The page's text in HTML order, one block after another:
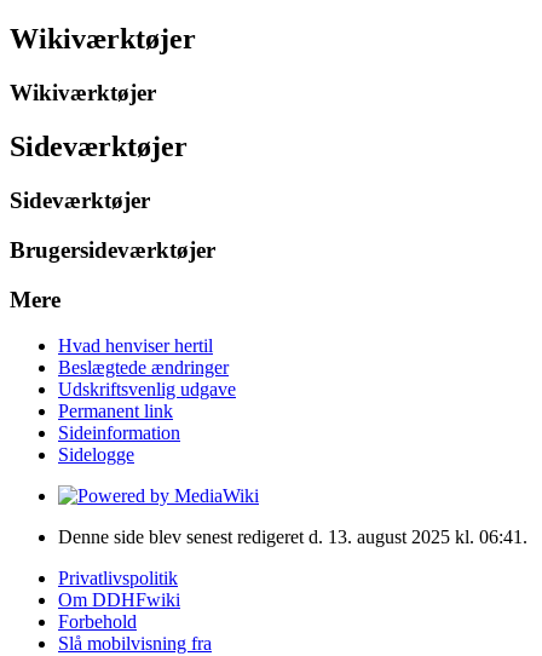
Wikiværktøjer
Wikiværktøjer
Sideværktøjer
Sideværktøjer
Brugersideværktøjer
Mere
Hvad henviser hertil
Beslægtede ændringer
Udskriftsvenlig udgave
Permanent link
Sideinformation
Sidelogge
Denne side blev senest redigeret d. 13. august 2025 kl. 06:41.
Privatlivspolitik
Om DDHFwiki
Forbehold
Slå mobilvisning fra